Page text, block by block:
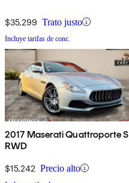
$35,299 Trato justo
Incluye tarifas de conc.
2017 Maserati Quattroporte S
RWD
$15,242 Precio alto